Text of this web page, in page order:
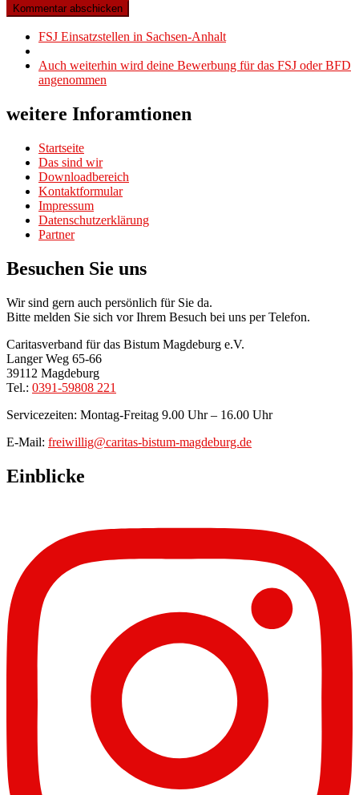
Beitragsnavigation
Vorheriger
FSJ Einsatzstellen in Sachsen-Anhalt
zur
Beitragsliste
Nächster
Beitrag
Auch weiterhin wird deine Bewerbung für das FSJ oder BFD
angenommen
weitere Inforamtionen
Startseite
Das sind wir
Downloadbereich
Kontaktformular
Impressum
Datenschutzerklärung
Partner
Besuchen Sie uns
Wir sind gern auch persönlich für Sie da.
Bitte melden Sie sich vor Ihrem Besuch bei uns per Telefon.
Caritasverband für das Bistum Magdeburg e.V.
Langer Weg 65-66
39112 Magdeburg
Tel.: 0391-59808 221
Servicezeiten: Montag-Freitag 9.00 Uhr – 16.00 Uhr
E-Mail: freiwillig@caritas-bistum-magdeburg.de
Einblicke